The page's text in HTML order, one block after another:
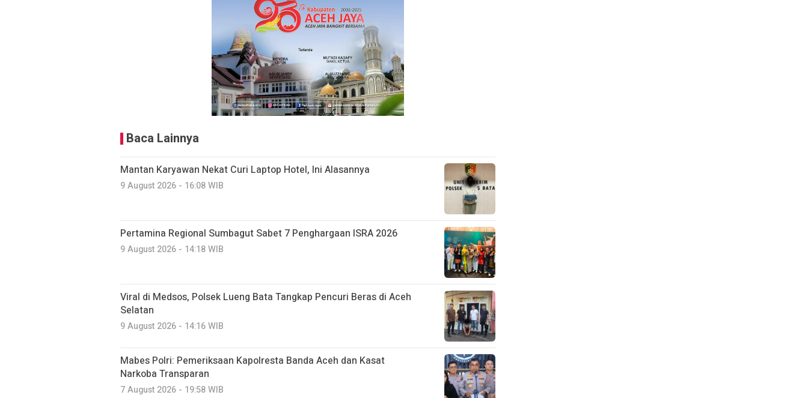
Baca Lainnya
Mantan Karyawan Nekat Curi Laptop Hotel, Ini Alasannya
9 August 2026 - 16:08 WIB
Pertamina Regional Sumbagut Sabet 7 Penghargaan ISRA 2026
9 August 2026 - 14:18 WIB
Viral di Medsos, Polsek Lueng Bata Tangkap Pencuri Beras di Aceh
Selatan
9 August 2026 - 14:16 WIB
Mabes Polri: Pemeriksaan Kapolresta Banda Aceh dan Kasat
Narkoba Transparan
7 August 2026 - 19:58 WIB